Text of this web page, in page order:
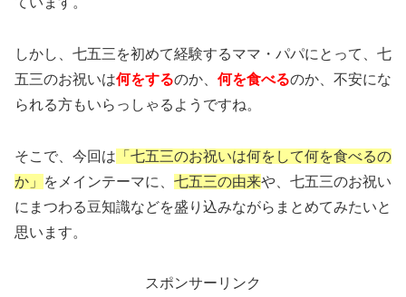
しかし、七五三を初めて経験するママ・パパにとって、七
五三のお祝いは何をするのか、 何を食べるのか、不安にな
られる方もいらっしゃるようですね。
そこで、今回は 「七五三のお祝いは何をして何を食べるの
か」
をメインテーマに、 七五三の由来や、七五三のお祝い
にまつわる豆知識などを盛り込みながらまとめてみたいと
思います。
スポンサーリンク